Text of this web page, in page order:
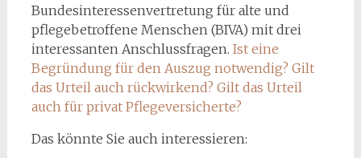
Bundesinteressenvertretung für alte und
pflegebetroffene Menschen (BIVA) mit drei
interessanten Anschlussfragen. Ist eine
Begründung für den Auszug notwendig? Gilt
das Urteil auch rückwirkend? Gilt das Urteil
auch für privat Pflegeversicherte?
Das könnte Sie auch interessieren: